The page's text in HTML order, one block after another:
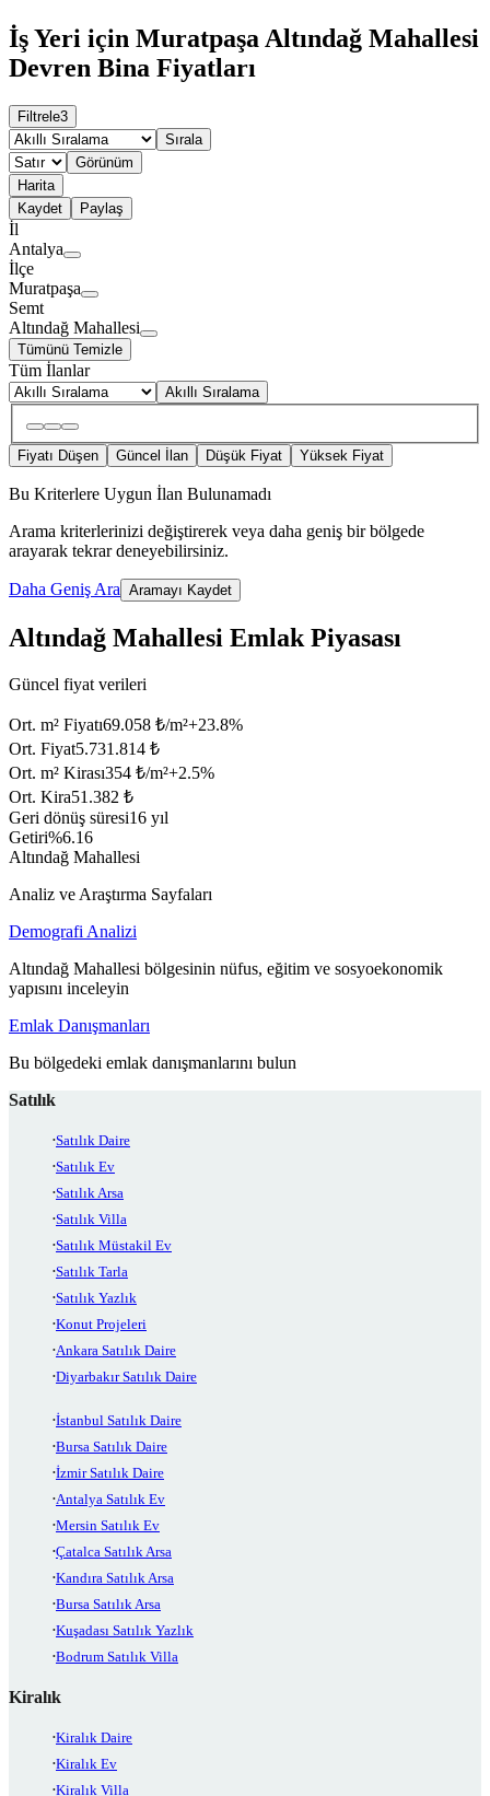
İş Yeri için Muratpaşa Altındağ Mahallesi
Devren Bina Fiyatları
Filtrele3
Sırala
Görünüm
Harita
Kaydet
Paylaş
İl
Antalya
İlçe
Muratpaşa
Semt
Altındağ Mahallesi
Tümünü Temizle
Tüm İlanlar
Akıllı Sıralama
Fiyatı Düşen Güncel İlan Düşük Fiyat Yüksek Fiyat
Bu Kriterlere Uygun İlan Bulunamadı
Arama kriterlerinizi değiştirerek veya daha geniş bir bölgede
arayarak tekrar deneyebilirsiniz.
Daha Geniş Ara Aramayı Kaydet
Altındağ Mahallesi Emlak Piyasası
Güncel fiyat verileri
Ort. m² Fiyatı69.058 ₺/m²+23.8%
Ort. Fiyat5.731.814 ₺
Ort. m² Kirası354 ₺/m²+2.5%
Ort. Kira51.382 ₺
Geri dönüş süresi16 yıl
Getiri%6.16
Altındağ Mahallesi
Analiz ve Araştırma Sayfaları
Demografi Analizi
Altındağ Mahallesi bölgesinin nüfus, eğitim ve sosyoekonomik
yapısını inceleyin
Emlak Danışmanları
Bu bölgedeki emlak danışmanlarını bulun
Satılık
Satılık Daire
Satılık Ev
Satılık Arsa
Satılık Villa
Satılık Müstakil Ev
Satılık Tarla
Satılık Yazlık
Konut Projeleri
Ankara Satılık Daire
Diyarbakır Satılık Daire
İstanbul Satılık Daire
Bursa Satılık Daire
İzmir Satılık Daire
Antalya Satılık Ev
Mersin Satılık Ev
Çatalca Satılık Arsa
Kandıra Satılık Arsa
Bursa Satılık Arsa
Kuşadası Satılık Yazlık
Bodrum Satılık Villa
Kiralık
Kiralık Daire
Kiralık Ev
Kiralık Villa